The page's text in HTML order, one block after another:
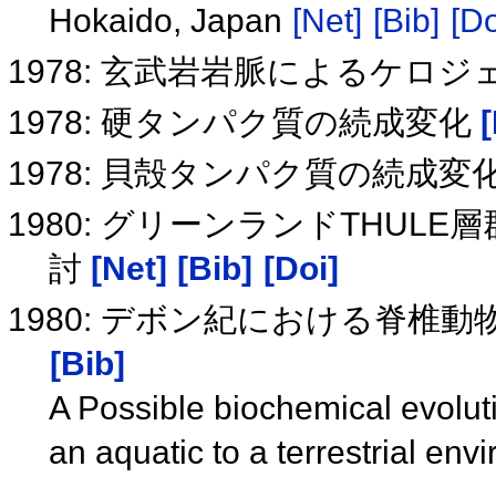
Hokaido, Japan [Net] [Bib]
1978: 玄武岩岩脈によるケロジ
1978: 硬タンパク質の続成変化
1978: 貝殻タンパク質の続成変
1980: グリーンランドTHULE
討 [Net] [Bib] [Doi]
1980: デボン紀における脊椎動
[Bib]
A Possible biochemical
an aquatic to a terrestrial